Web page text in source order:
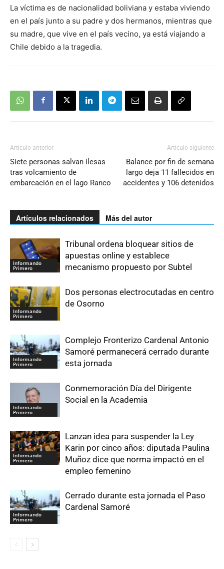
La víctima es de nacionalidad boliviana y estaba viviendo
en el país junto a su padre y dos hermanos, mientras que
su madre, que vive en el país vecino, ya está viajando a
Chile debido a la tragedia.
Artículo anterior
Siete personas salvan ilesas
tras volcamiento de
embarcación en el lago Ranco
Artículo siguiente
Balance por fin de semana
largo deja 11 fallecidos en
accidentes y 106 detenidos
Artículos relacionados Más del autor
Informando
Primero
Tribunal ordena bloquear sitios de
apuestas online y establece
mecanismo propuesto por Subtel
Informando
Primero
Dos personas electrocutadas en centro
de Osorno
Informando
Primero
Complejo Fronterizo Cardenal Antonio
Samoré permanecerá cerrado durante
esta jornada
Informando
Primero
Conmemoración Día del Dirigente
Social en la Academia
Informando
Primero
Lanzan idea para suspender la Ley
Karin por cinco años: diputada Paulina
Muñoz dice que norma impactó en el
empleo femenino
Informando
Primero
Cerrado durante esta jornada el Paso
Cardenal Samoré